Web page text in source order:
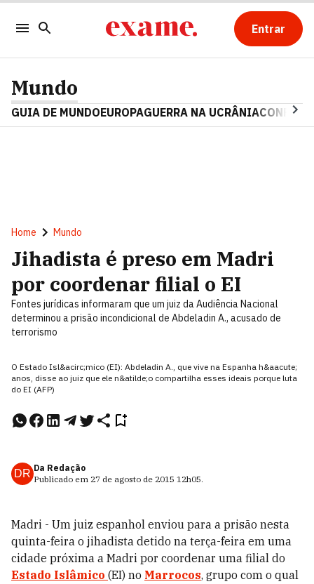
Entrar
Mundo
GUIA DE MUNDOEUROPAGUERRA NA UCRÂNIA
Home Mundo
Jihadista é preso em Madri
por coordenar filial o EI
Fontes jurídicas informaram que um juiz da Audiência Nacional
determinou a prisão incondicional de Abdeladin A., acusado de
terrorismo
O Estado Isl&acirc;mico (EI): Abdeladin A., que vive na Espanha h&aacute;
anos, disse ao juiz que ele n&atilde;o compartilha esses ideais porque luta
do EI (AFP)
DR Da Redação
Publicado em 27 de agosto de 2015 12h05.
Madri - Um juiz espanhol enviou para a prisão nesta
quinta-feira o jihadista detido na terça-feira em uma
cidade próxima a Madri por coordenar uma filial do
Estado Islâmico (EI) no Marrocos, grupo com o qual